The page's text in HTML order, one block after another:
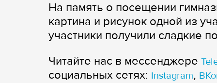
На память о посещении
картина и рисунок одной из
участники получили сладкие
Читайте нас в мессенджере
cоциальных сетях: Instagram,